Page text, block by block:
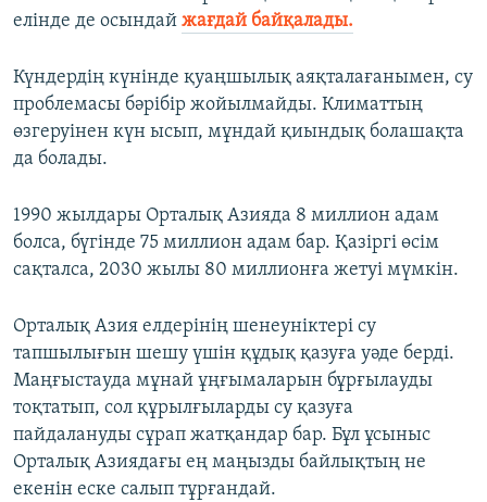
елінде де осындай жағдай байқалады.
Күндердің күнінде қуаңшылық аяқталағанымен, су
проблемасы бәрібір жойылмайды. Климаттың
өзгеруінен күн ысып, мұндай қиындық болашақта
да болады.
1990 жылдары Орталық Азияда 8 миллион адам
болса, бүгінде 75 миллион адам бар. Қазіргі өсім
сақталса, 2030 жылы 80 миллионға жетуі мүмкін.
Орталық Азия елдерінің шенеуніктері су
тапшылығын шешу үшін құдық қазуға уәде берді.
Маңғыстауда мұнай ұңғымаларын бұрғылауды
тоқтатып, сол құрылғыларды су қазуға
пайдалануды сұрап жатқандар бар. Бұл ұсыныс
Орталық Азиядағы ең маңызды байлықтың не
екенін еске салып тұрғандай.